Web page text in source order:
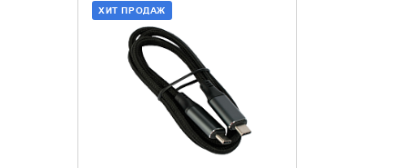
ХИТ ПРОДАЖ
ДОБАВИТЬ В КОРЗИНУ
КУПИТЬ В 1 КЛИК